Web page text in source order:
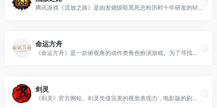
腾讯游戏《流放之路》是由发烧级暗黑死忠粉历时十年研发的MMOARPG。继承了暗黑系列玩法的精髓，并在此基础上进行了自由度和深度的扩展。《流放之路》被誉为"暗黑2的真正继承者"。
命运方舟
《命运方舟》是一款俯视角的动作类角色扮演游戏。为了寻找方舟碎片冒险家会通过航海在各个大陆和岛屿间冒险。探索路上你将不断成长、并结识志同道合的伙伴共同参与丰富的副本玩法，体会协作战斗的快乐和酣畅淋漓的打击感。
剑灵
《剑灵》官方网站。剑灵凭借完美的视觉表现力，电影版的剧情体验，深厚的东方文化底蕴，自由灵活的战斗体验，成为突破传统、引领潮流的最受期待网游。